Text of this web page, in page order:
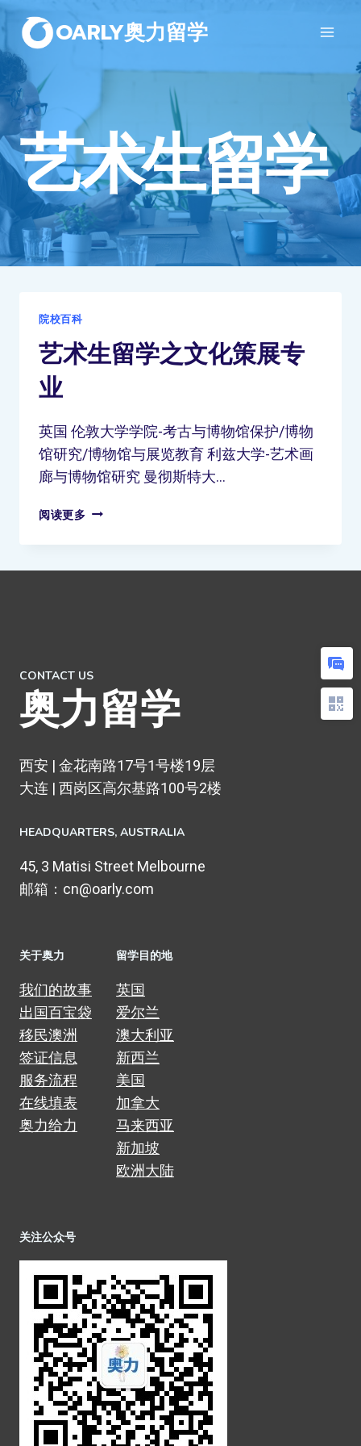
OARLY奥力留学
艺术生留学
院校百科
艺术生留学之文化策展专
业
英国 伦敦⼤学学院-考古与博物馆保护/博物
馆研究/博物馆与展览教育 利兹⼤学-艺术画
廊与博物馆研究 曼彻斯特⼤…
阅读更多
CONTACT US
奥力留学
西安 | 金花南路17号1号楼19层
大连 | 西岗区高尔基路100号2楼
HEADQUARTERS​, AUSTRALIA
45, 3 Matisi Street Melbourne
邮箱：cn@oarly.com
关于奥力
我们的故事
出国百宝袋
移民澳洲
签证信息
服务流程
在线填表
奥力给力
留学目的地
英国
爱尔兰
澳大利亚
新西兰
美国
加拿大
马来西亚
新加坡
欧洲大陆
关注公众号